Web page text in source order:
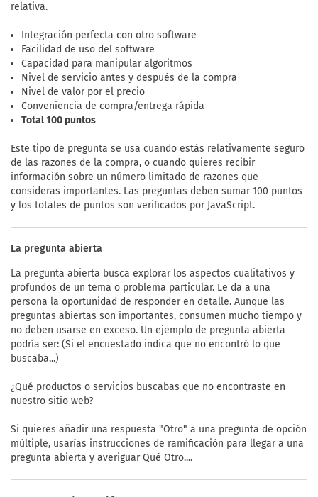
relativa.
Integración perfecta con otro software
Facilidad de uso del software
Capacidad para manipular algoritmos
Nivel de servicio antes y después de la compra
Nivel de valor por el precio
Conveniencia de compra/entrega rápida
Total 100 puntos
Este tipo de pregunta se usa cuando estás relativamente seguro
de las razones de la compra, o cuando quieres recibir
información sobre un número limitado de razones que
consideras importantes. Las preguntas deben sumar 100 puntos
y los totales de puntos son verificados por JavaScript.
La pregunta abierta
La pregunta abierta busca explorar los aspectos cualitativos y
profundos de un tema o problema particular. Le da a una
persona la oportunidad de responder en detalle. Aunque las
preguntas abiertas son importantes, consumen mucho tiempo y
no deben usarse en exceso. Un ejemplo de pregunta abierta
podría ser: (Si el encuestado indica que no encontró lo que
buscaba...)
¿Qué productos o servicios buscabas que no encontraste en
nuestro sitio web?
Si quieres añadir una respuesta "Otro" a una pregunta de opción
múltiple, usarías instrucciones de ramificación para llegar a una
pregunta abierta y averiguar Qué Otro....